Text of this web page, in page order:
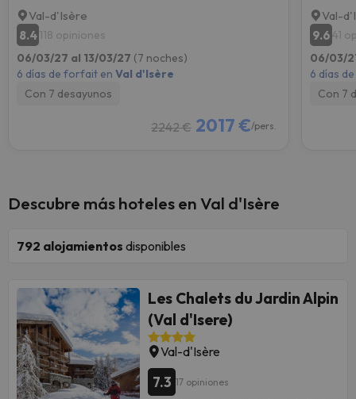
Val-d'Isère
8.4118 opiniones
06/03/27 al 13/03/27 (7 noches)
6 días de forfait en Val d'Isère
Con 7 desayunos
2242 € 2017 €/pers.
Val-
9.641
06/03/
6 días
Con 7
Descubre más hoteles en Val d'Isère
792 alojamientos disponibles
Les Chalets du Jardin Alpin
(Val d'Isere)
Val-d'Isère
7.3 17 opiniones